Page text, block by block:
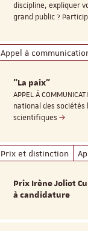
discipline, expliquer
grand public ?
Appel à
"La paix"
APPEL À
national des sociétés
scientifiques
Prix et distinction
Prix Irène Joliot
à candidature